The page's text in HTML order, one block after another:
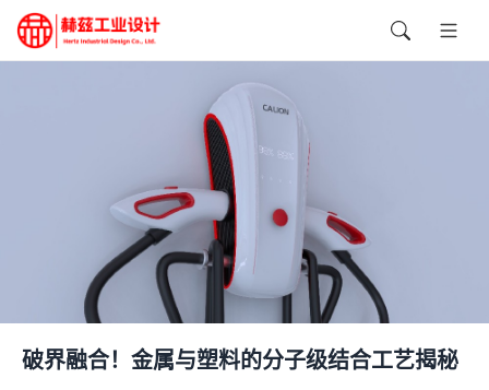
破界融合！金属与塑料的分子级结合工艺揭秘